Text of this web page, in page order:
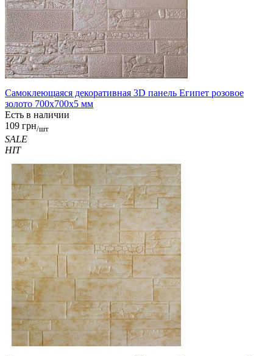
Самоклеющаяся декоративная 3D панель Египет розовое
золото 700x700x5 мм
Есть в наличии
109 грн/шт
SALE
HIT